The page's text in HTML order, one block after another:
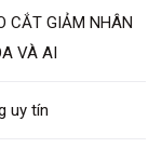
CẮT GIẢM NHÂN
VÀ AI
uy tín